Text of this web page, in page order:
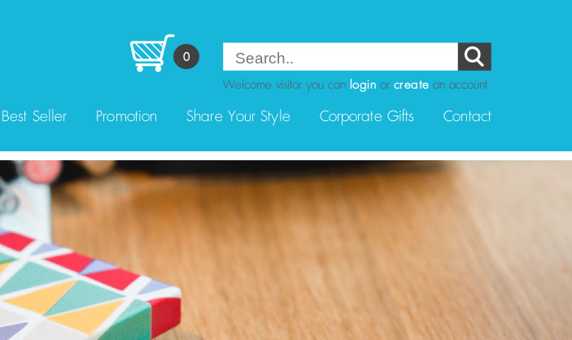
0
Welcome visitor you can login or create an account
Best Seller Promotion Share Your Style Corporate Gifts Contact